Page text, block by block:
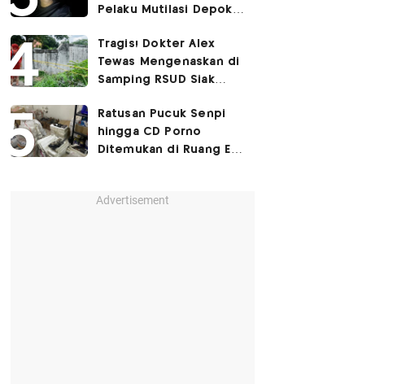
Pelaku Mutilasi Depok:
Korban di Kontrakan
Tragis! Dokter Alex
Tewas Mengenaskan di
Samping RSUD Siak
Rocuronium
Ratusan Pucuk Senpi
hingga CD Porno
Ditemukan di Ruang Eks
Advertisement